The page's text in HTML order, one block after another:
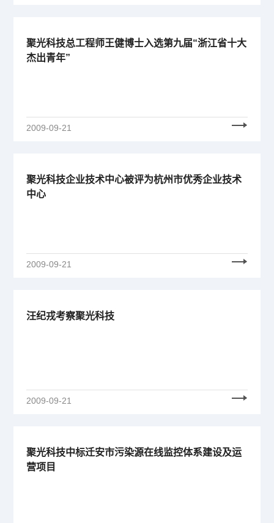
聚光科技总工程师王健博士入选第九届“浙江省十大
杰出青年”
2009-09-21
聚光科技企业技术中心被评为杭州市优秀企业技术
中心
2009-09-21
汪纪戎考察聚光科技
2009-09-21
聚光科技中标迁安市污染源在线监控体系建设及运
营项目